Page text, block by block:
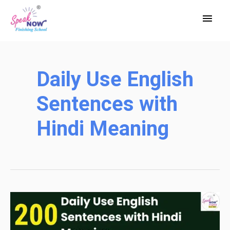
Main
Daily Use English
Sentences with
Hindi Meaning
रोज़ाना